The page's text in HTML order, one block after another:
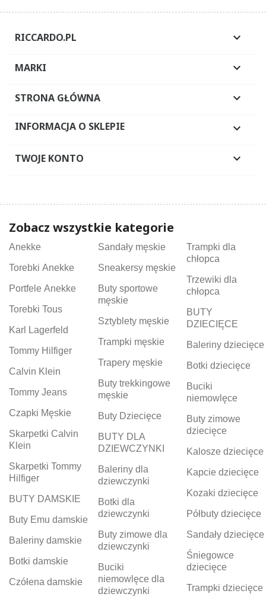
RICCARDO.PL 
MARKI 
STRONA GŁÓWNA 
INFORMACJA O SKLEPIE 
TWOJE KONTO 
Zobacz wszystkie kategorie
Anekke
Torebki Anekke
Portfele Anekke
Torebki Tous
Karl Lagerfeld
Tommy Hilfiger
Calvin Klein
Tommy Jeans
Czapki Męskie
Skarpetki Calvin
Klein
Skarpetki Tommy
Hilfiger
BUTY DAMSKIE
Buty Emu damskie
Baleriny damskie
Botki damskie
Czółena damskie
Sandały męskie
Sneakersy męskie
Buty sportowe
męskie
Sztyblety męskie
Trampki męskie
Trapery męskie
Buty trekkingowe
męskie
Buty Dziecięce
BUTY DLA
DZIEWCZYNKI
Baleriny dla
dziewczynki
Botki dla
dziewczynki
Buty zimowe dla
dziewczynki
Buciki
niemowlęce dla
dziewczynki
Trampki dla
chłopca
Trzewiki dla
chłopca
BUTY
DZIECIĘCE
Baleriny dziecięce
Botki dziecięce
Buciki
niemowlęce
Buty zimowe
dziecięce
Kalosze dziecięce
Kapcie dziecięce
Kozaki dziecięce
Półbuty dziecięce
Sandały dziecięce
Śniegowce
dziecięce
Trampki dziecięce